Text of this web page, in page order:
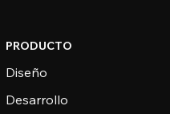
PRODUCTO
Diseño
Desarrollo